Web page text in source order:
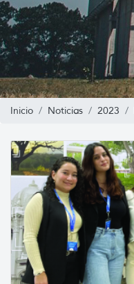
Inicio Noticias 2023